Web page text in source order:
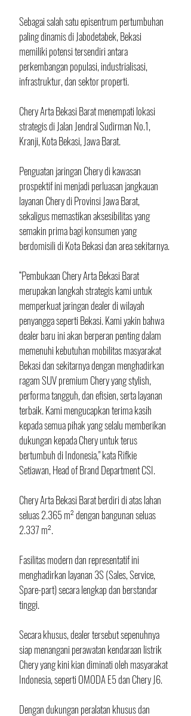
Sebagai salah satu episentrum pertumbuhan
paling dinamis di Jabodetabek, Bekasi
memiliki potensi tersendiri antara
perkembangan populasi, industrialisasi,
infrastruktur, dan sektor properti.
Chery Arta Bekasi Barat menempati lokasi
strategis di Jalan Jendral Sudirman No.1,
Kranji, Kota Bekasi, Jawa Barat.
Penguatan jaringan Chery di kawasan
prospektif ini menjadi perluasan jangkauan
layanan Chery di Provinsi Jawa Barat,
sekaligus memastikan aksesibilitas yang
semakin prima bagi konsumen yang
berdomisili di Kota Bekasi dan area sekitarnya.
“Pembukaan Chery Arta Bekasi Barat
merupakan langkah strategis kami untuk
memperkuat jaringan dealer di wilayah
penyangga seperti Bekasi. Kami yakin bahwa
dealer baru ini akan berperan penting dalam
memenuhi kebutuhan mobilitas masyarakat
Bekasi dan sekitarnya dengan menghadirkan
ragam SUV premium Chery yang stylish,
performa tangguh, dan efisien, serta layanan
terbaik. Kami mengucapkan terima kasih
kepada semua pihak yang selalu memberikan
dukungan kepada Chery untuk terus
bertumbuh di Indonesia," kata Rifkie
Setiawan, Head of Brand Department CSI.
Chery Arta Bekasi Barat berdiri di atas lahan
seluas 2.365 m² dengan bangunan seluas
2.337 m².
Fasilitas modern dan representatif ini
menghadirkan layanan 3S (Sales, Service,
Spare-part) secara lengkap dan berstandar
tinggi.
Secara khusus, dealer tersebut sepenuhnya
siap menangani perawatan kendaraan listrik
Chery yang kini kian diminati oleh masyarakat
Indonesia, seperti OMODA E5 dan Chery J6.
Dengan dukungan peralatan khusus dan